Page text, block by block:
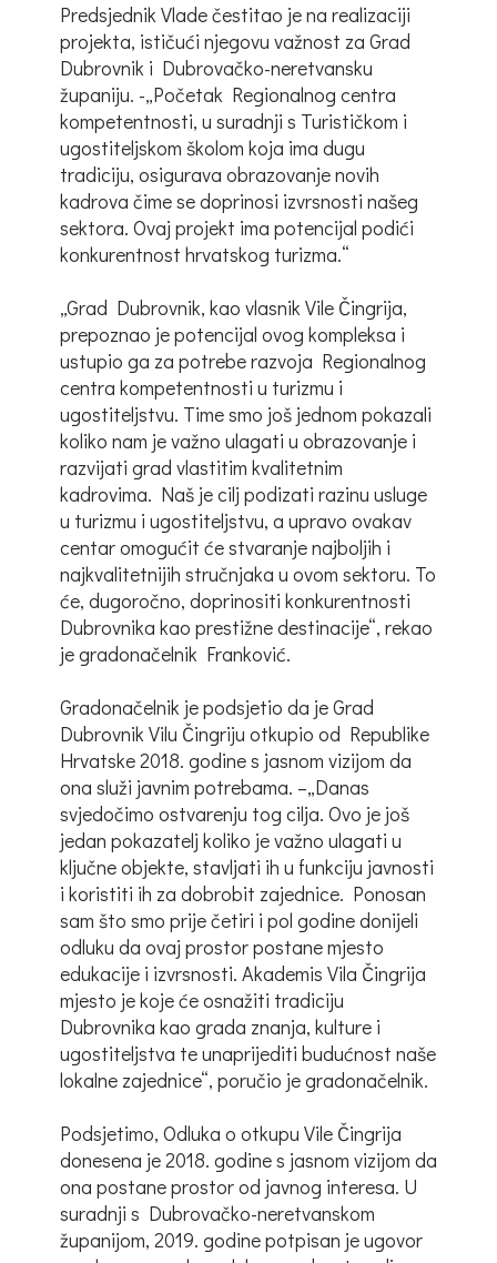
Predsjednik Vlade čestitao je na realizaciji
projekta, ističući njegovu važnost za Grad
Dubrovnik i Dubrovačko-neretvansku
županiju. -„Početak Regionalnog centra
kompetentnosti, u suradnji s Turističkom i
ugostiteljskom školom koja ima dugu
tradiciju, osigurava obrazovanje novih
kadrova čime se doprinosi izvrsnosti našeg
sektora. Ovaj projekt ima potencijal podići
konkurentnost hrvatskog turizma.“
„Grad Dubrovnik, kao vlasnik Vile Čingrija,
prepoznao je potencijal ovog kompleksa i
ustupio ga za potrebe razvoja Regionalnog
centra kompetentnosti u turizmu i
ugostiteljstvu. Time smo još jednom pokazali
koliko nam je važno ulagati u obrazovanje i
razvijati grad vlastitim kvalitetnim
kadrovima. Naš je cilj podizati razinu usluge
u turizmu i ugostiteljstvu, a upravo ovakav
centar omogućit će stvaranje najboljih i
najkvalitetnijih stručnjaka u ovom sektoru. To
će, dugoročno, doprinositi konkurentnosti
Dubrovnika kao prestižne destinacije“, rekao
je gradonačelnik Franković.
Gradonačelnik je podsjetio da je Grad
Dubrovnik Vilu Čingriju otkupio od Republike
Hrvatske 2018. godine s jasnom vizijom da
ona služi javnim potrebama. –„Danas
svjedočimo ostvarenju tog cilja. Ovo je još
jedan pokazatelj koliko je važno ulagati u
ključne objekte, stavljati ih u funkciju javnosti
i koristiti ih za dobrobit zajednice. Ponosan
sam što smo prije četiri i pol godine donijeli
odluku da ovaj prostor postane mjesto
edukacije i izvrsnosti. Akademis Vila Čingrija
mjesto je koje će osnažiti tradiciju
Dubrovnika kao grada znanja, kulture i
ugostiteljstva te unaprijediti budućnost naše
lokalne zajednice“, poručio je gradonačelnik.
Podsjetimo, Odluka o otkupu Vile Čingrija
donesena je 2018. godine s jasnom vizijom da
ona postane prostor od javnog interesa. U
suradnji s Dubrovačko-neretvanskom
županijom, 2019. godine potpisan je ugovor